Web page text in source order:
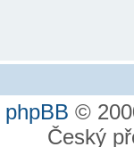
phpBB ©
Český